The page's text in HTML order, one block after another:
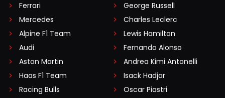
Ferrari
Mercedes
Alpine F1 Team
Audi
Aston Martin
Haas F1 Team
Racing Bulls
George Russell
Charles Leclerc
Lewis Hamilton
Fernando Alonso
Andrea Kimi Antonelli
Isack Hadjar
Oscar Piastri